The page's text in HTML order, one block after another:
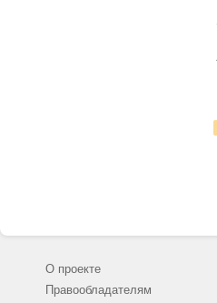
О проекте
Правообладателям